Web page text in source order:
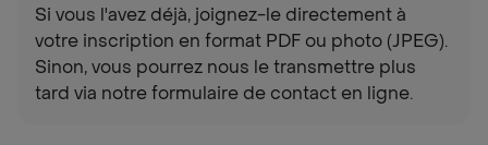
Si vous l'avez déjà, joignez-le directement à
votre inscription en format PDF ou photo (JPEG).
Sinon, vous pourrez nous le transmettre plus
tard via notre formulaire de contact en ligne.